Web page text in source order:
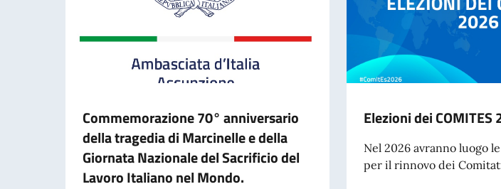
Commemorazione 70° anniversario
della tragedia di Marcinelle e della
Giornata Nazionale del Sacrificio del
Lavoro Italiano nel Mondo.
Elezioni dei COMITES
Nel 2026 avranno luogo
per il rinnovo dei